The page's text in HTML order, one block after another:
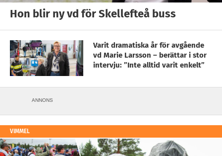
Hon blir ny vd för Skellefteå buss
Varit dramatiska år för avgående
vd Marie Larsson – berättar i stor
intervju: ”Inte alltid varit enkelt”
ANNONS
VIMMEL